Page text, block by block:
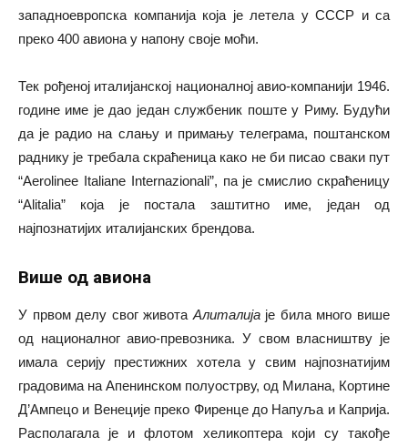
западноевропска компанија која је летела у СССР и са
преко 400 авиона у напону своје моћи.
Тек рођеној италијанској националној авио-компанији 1946.
године име је дао један службеник поште у Риму. Будући
да је радио на слању и примању телеграма, поштанском
раднику је требала скраћеница како не би писао сваки пут
“Aerolinee Italiane Internazionali”, па је смислио скраћеницу
“Alitalia” која је постала заштитно име, један од
најпознатијих италијанских брендова.
Више од авиона
У првом делу свог живота Алиталијаје била много више
од националног авио-превозника. У свом власништву је
имала серију престижних хотела у свим најпознатијим
градовима на Апенинском полуострву, од Милана, Кортине
Д’Ампецо и Венеције преко Фиренце до Напуља и Каприја.
Располагала је и флотом хеликоптера који су такође